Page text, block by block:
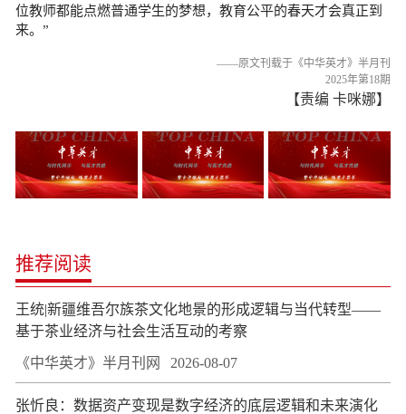
位教师都能点燃普通学生的梦想，教育公平的春天才会真正到
来。”
——原文刊载于《中华英才》半月刊
2025年第18期
【责编 卡咪娜】
推荐阅读
王统|新疆维吾尔族茶文化地景的形成逻辑与当代转型——
基于茶业经济与社会生活互动的考察
《中华英才》半月刊网 2026-08-07
张忻良：数据资产变现是数字经济的底层逻辑和未来演化